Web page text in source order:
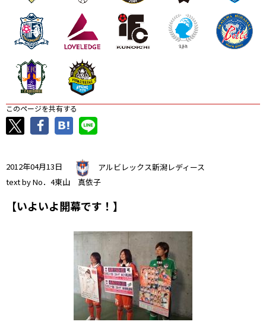
このページを共有する
2012年04月13日
アルビレックス新潟レディース
text by No．4東山 真依子
【いよいよ開幕です！】